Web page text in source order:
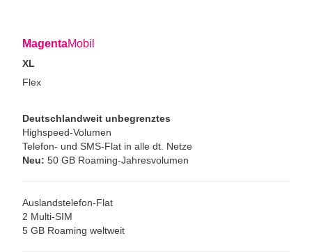
MagentaMobil
XL
Flex
Deutschlandweit unbegrenztes
Highspeed-Volumen
Telefon- und SMS-Flat in alle dt. Netze
Neu: 50 GB Roaming-Jahresvolumen
Auslandstelefon-Flat
2 Multi-SIM
5 GB Roaming weltweit